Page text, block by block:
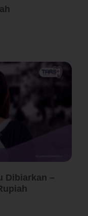
Dibiarkan –